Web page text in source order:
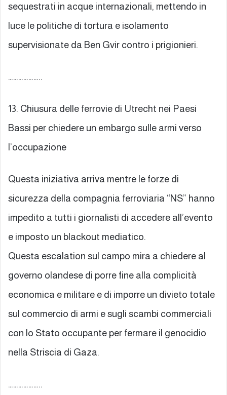
sequestrati in acque internazionali, mettendo in
luce le politiche di tortura e isolamento
supervisionate da Ben Gvir contro i prigionieri.
………………..
13. Chiusura delle ferrovie di Utrecht nei Paesi
Bassi per chiedere un embargo sulle armi verso
l’occupazione
Questa iniziativa arriva mentre le forze di
sicurezza della compagnia ferroviaria “NS” hanno
impedito a tutti i giornalisti di accedere all’evento
e imposto un blackout mediatico.
Questa escalation sul campo mira a chiedere al
governo olandese di porre fine alla complicità
economica e militare e di imporre un divieto totale
sul commercio di armi e sugli scambi commerciali
con lo Stato occupante per fermare il genocidio
nella Striscia di Gaza.
………………..